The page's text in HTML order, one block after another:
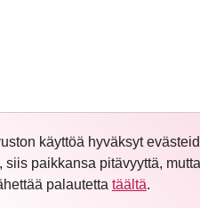
käyttöä hyväksyt
paikkansa pitävyyttä,
palautetta täältä.